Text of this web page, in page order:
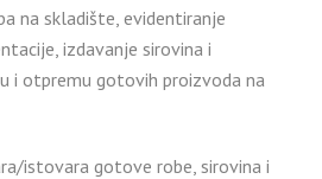
na skladište, evidentiranje
izdavanje sirovina i
i otpremu gotovih proizvoda na
gotove robe, sirovina i